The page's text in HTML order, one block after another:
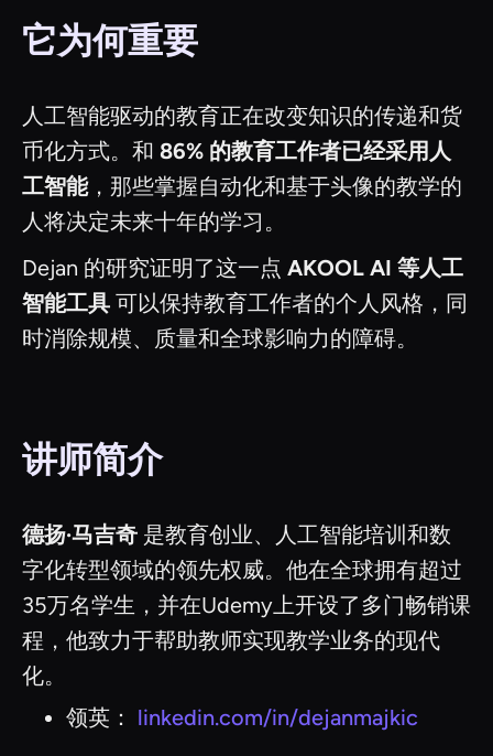
它为何重要
人工智能驱动的教育正在改变知识的传递和货
币化方式。和 86% 的教育工作者已经采用人
工智能，那些掌握自动化和基于头像的教学的
人将决定未来十年的学习。
Dejan 的研究证明了这一点 AKOOL AI 等人工
智能工具 可以保持教育工作者的个人风格，同
时消除规模、质量和全球影响力的障碍。
讲师简介
德扬·马吉奇 是教育创业、人工智能培训和数
字化转型领域的领先权威。他在全球拥有超过
35万名学生，并在Udemy上开设了多门畅销课
程，他致力于帮助教师实现教学业务的现代
化。
领英： linkedin.com/in/dejanmajkic